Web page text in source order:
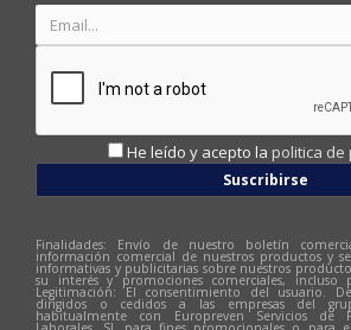
He leído y acepto la politica de
Suscribirse
Finalidades: Envío de nuestro boletín
información comercial de nuestros productos y
informativas y publicitarias sobre nuestros
su interés y promociones comerciales, incluso
Legitimación: El consentimiento del usuario.
dirigidos o cedidos a las empresas del
habitualmente con Europreven Servicios de